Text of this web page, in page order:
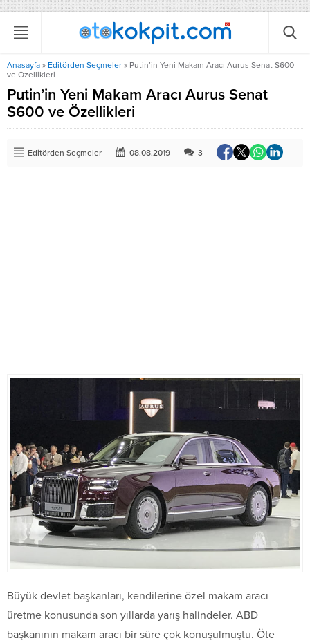
Anasayfa » Editörden Seçmeler » Putin’in Yeni Makam Aracı Aurus Senat S600
ve Özellikleri
Putin’in Yeni Makam Aracı Aurus Senat
S600 ve Özellikleri
Editörden Seçmeler 08.08.2019 3
Büyük devlet başkanları, kendilerine özel makam aracı
üretme konusunda son yıllarda yarış halindeler. ABD
başkanının makam aracı bir süre çok konuşulmuştu. Öte